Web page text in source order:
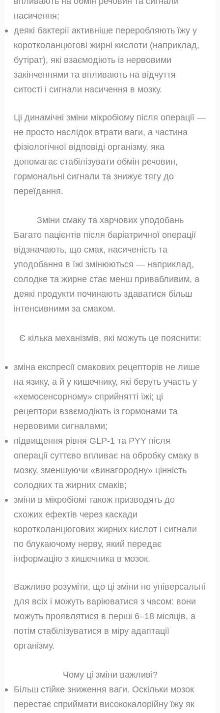
насичення;
деякі бактерії активніше переробляють їжу у
коротколанцюгові жирні кислоти (наприклад,
бутірат), які взаємодіють із нервовими
закінченнями та впливають на відчуття
ситості і сигнали насичення в мозку.
Ці динамічні зміни мікробіому після операції —
не просто наслідок втрати ваги, а частина
фізіологічної відповіді організму, яка
допомагає стабілізувати обмін речовин,
гормональні сигнали та знижує тягу до
переїдання.
Зміни смаку та харчових уподобань
Багато пацієнтів після баріатричної операції
відзначають, що смак, насиченість та
уподобання в їжі змінюються — наприклад,
солодке та жирне стає менш привабливим, а
деякі продукти починають здаватися більш
інтенсивними за смаком.
Є кілька механізмів, які можуть це пояснити:
зміна експресії смакових рецепторів не лише
на язику, а й у кишечнику, які беруть участь у
«хемосенсорному» сприйнятті їжі; ці
рецептори взаємодіють із гормонами та
нервовими сигналами;
підвищення рівня GLP‑1 та PYY після
операції суттєво впливає на обробку смаку в
мозку, зменшуючи «винагородну» цінність
солодких та жирних смаків;
зміни в мікробіомі також призводять до
схожих ефектів через каскади
коротколанцюгових жирних кислот і сигнали
по блукаючому нерву, який передає
інформацію з кишечника в мозок.
Важливо розуміти, що ці зміни не універсальні
для всіх і можуть варіюватися з часом: вони
можуть проявлятися в перші 6–18 місяців, а
потім стабілізуватися в міру адаптації
організму.
Чому ці зміни важливі?
Більш стійке зниження ваги. Оскільки мозок
перестає сприймати висококалорійну їжу як